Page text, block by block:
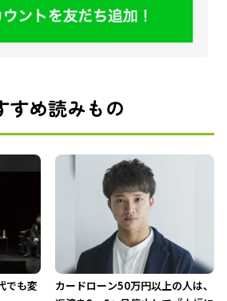
すめ読みもの
でも変
カードローン50万円以上の人は、